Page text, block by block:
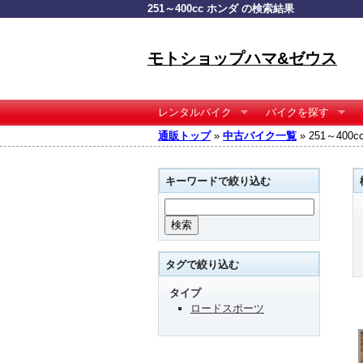
251～400cc ホンダ の検索結果
モトショップハマ&ゼウス
レンタルバイク
バイクを探す
通販トップ» 中古バイク一覧 » 251～
キーワードで絞り込む
タグで絞り込む
タイプ
ロードスポーツ